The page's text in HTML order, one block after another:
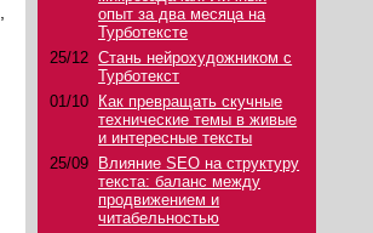
опыт за два месяца на
Турботексте
25/12 Стань нейрохудожником с
Турботекст
01/10
Как превращать скучные
технические темы в живые
и интересные тексты
25/09
Влияние SEO на структуру
текста: баланс между
продвижением и
читабельностью